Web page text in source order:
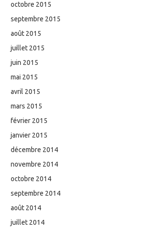
octobre 2015
septembre 2015
août 2015
juillet 2015
juin 2015
mai 2015
avril 2015
mars 2015
février 2015
janvier 2015
décembre 2014
novembre 2014
octobre 2014
septembre 2014
août 2014
juillet 2014